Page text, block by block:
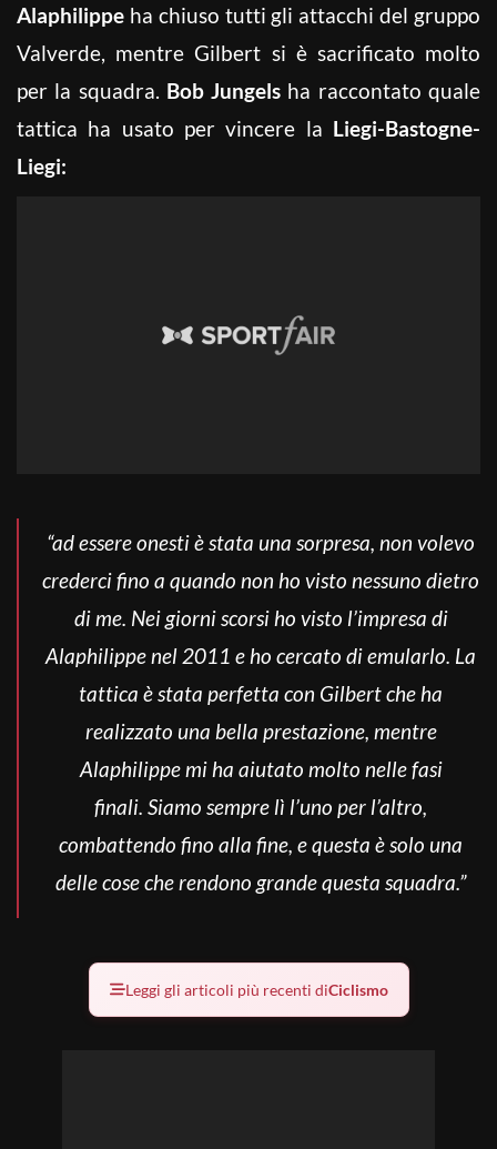
Alaphilippe ha chiuso tutti gli attacchi del gruppo
Valverde, mentre Gilbert si è sacrificato molto
per la squadra. Bob Jungels ha raccontato quale
tattica ha usato per vincere la Liegi-Bastogne-
Liegi:
“ad essere onesti è stata una sorpresa, non volevo
crederci fino a quando non ho visto nessuno dietro
di me. Nei giorni scorsi ho visto l’impresa di
Alaphilippe nel 2011 e ho cercato di emularlo. La
tattica è stata perfetta con Gilbert che ha
realizzato una bella prestazione, mentre
Alaphilippe mi ha aiutato molto nelle fasi
finali. Siamo sempre lì l’uno per l’altro,
combattendo fino alla fine, e questa è solo una
delle cose che rendono grande questa squadra.”
Leggi gli articoli più recenti diCiclismo